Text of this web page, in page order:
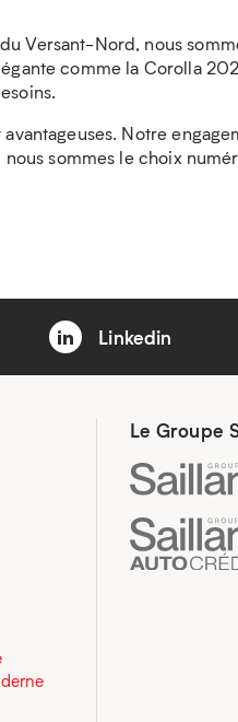
Versant-Nord, nous
comme la Corolla
Notre
sommes le choix
Linkedin
Le Groupe